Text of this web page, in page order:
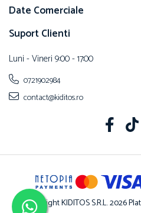
Date Comerciale
Suport Clienti
Luni - Vineri 9:00 - 17:00
0721902984
contact@kiditos.ro
©Copyright KIDITOS S.R.L. 2026